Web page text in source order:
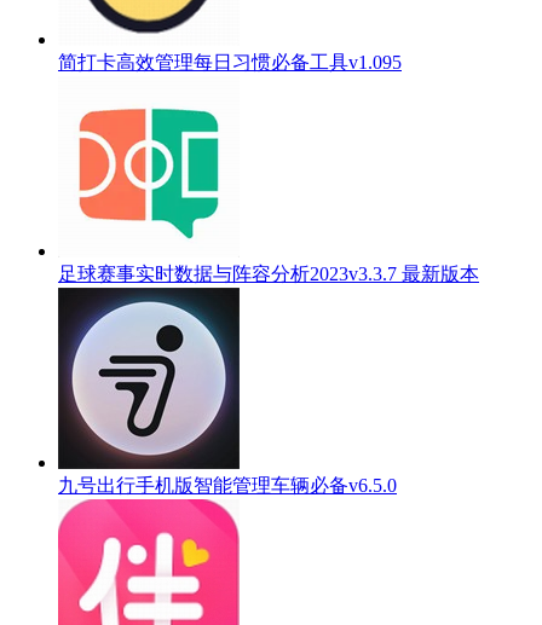
简打卡高效管理每日习惯必备工具v1.095
足球赛事实时数据与阵容分析2023v3.3.7 最新版本
九号出行手机版智能管理车辆必备v6.5.0